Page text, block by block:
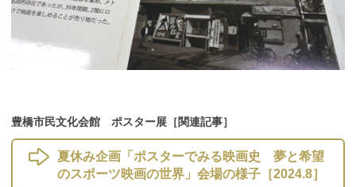
豊橋市民文化会館 ポスター展［関連記事］
夏休み企画「ポスターでみる映画史 夢と希望
のスポーツ映画の世界」会場の様子［2024.8］